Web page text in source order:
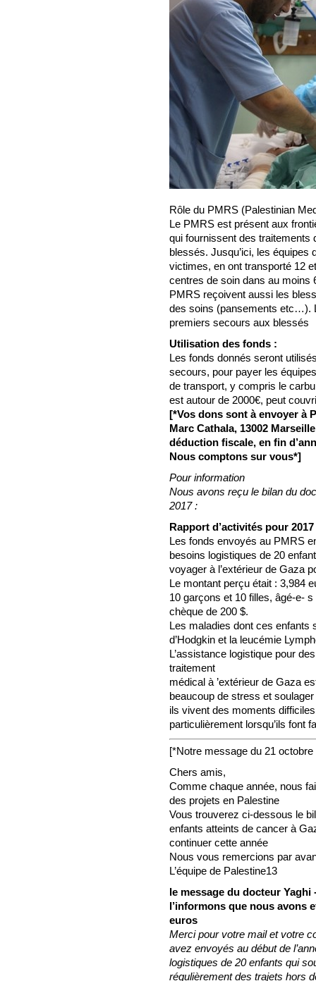
Rôle du PMRS (Palestinian
Le PMRS est présent aux
qui fournissent des traitements
blessés. Jusqu’ici, les équipes
victimes, en ont transporté 12
centres de soin dans au
PMRS reçoivent aussi les
des soins (pansements etc…).
premiers secours aux blessés
Utilisation des fonds :
Les fonds donnés seront
secours, pour payer les
de transport, y compris le
est autour de 2000€, peut
[*Vos dons sont à envoyer à
Marc Cathala, 13002
déduction fiscale, en fin
Nous comptons sur vous*]
Pour information
Nous avons reçu le bilan du
2017 :
Rapport d’activités pour 2017
Les fonds envoyés au PMRS
besoins logistiques de 20
voyager à l’extérieur de Gaza
Le montant perçu était : 3,984
10 garçons et 10 filles, âgé-e-
chèque de 200 $.
Les maladies dont ces enfants
d’Hodgkin et la leucémie
L’assistance logistique pour
traitement
médical à ’extérieur de Gaza
beaucoup de stress et
ils vivent des moments
particulièrement lorsqu’ils font
[*Notre message du 21 octobre
Chers amis,
Comme chaque année, nous
des projets en Palestine
Vous trouverez ci-dessous le
enfants atteints de cancer à
continuer cette année
Nous vous remercions par
L’équipe de Palestine13
le message du docteur
l’informons que nous avons
euros
Merci pour votre mail et votre
avez envoyés au début de
logistiques de 20 enfants qui
régulièrement des trajets hors